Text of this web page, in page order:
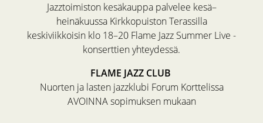
Jazztoimiston kesäkauppa palvelee kesä–
heinäkuussa Kirkkopuiston Terassilla
keskiviikkoisin klo 18–20 Flame Jazz Summer Live -
konserttien yhteydessä.
FLAME JAZZ CLUB
Nuorten ja lasten jazzklubi Forum Korttelissa
AVOINNA sopimuksen mukaan